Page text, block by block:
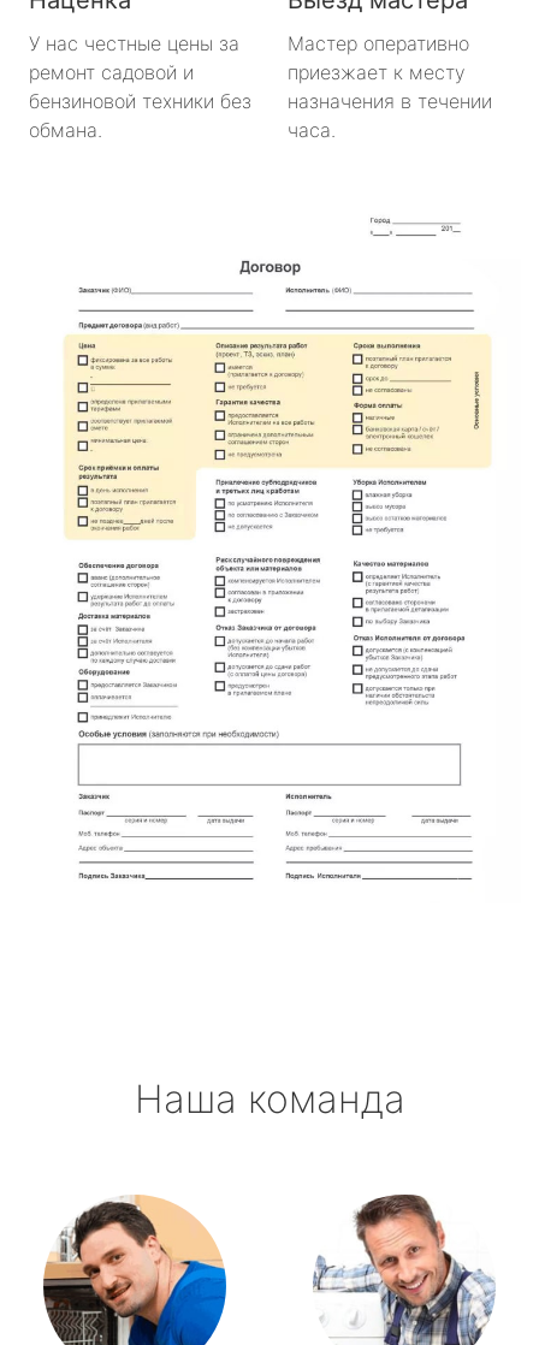
У нас честные цены за
ремонт садовой и
бензиновой техники без
обмана.
Мастер оперативно
приезжает к месту
назначения в течении
часа.
Наша команда